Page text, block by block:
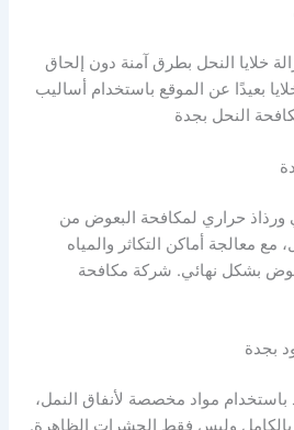
خلايا النحل بطرق آمنة دون إلحاق
بعيدًا عن الموقع باستخدام أساليب
النحل بجدة
حراري لمكافحة البعوض من
مع معالجة أماكن التكاثر والمياه
بشكل نهائي. شركة مكافحة
بجدة
باستخدام مواد مخصصة لأنفاق النمل،
وليس فقط الحشرات الظاهرة.